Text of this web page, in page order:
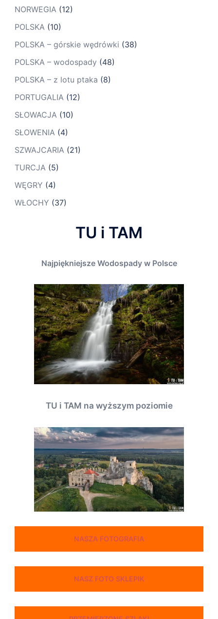
NORWEGIA (12)
POLSKA (10)
POLSKA – górskie wędrówki (38)
POLSKA – wodospady (48)
POLSKA – z lotu ptaka (8)
PORTUGALIA (12)
SŁOWACJA (10)
SŁOWENIA (4)
SZWAJCARIA (21)
TURCJA (5)
WĘGRY (4)
WŁOCHY (37)
TU i TAM
Najpiękniejsze Wodospady w Polsce
TU i TAM na wyższym poziomie
NASZA FOTOGRAFIA
NASZ FOTO SKLEPIK